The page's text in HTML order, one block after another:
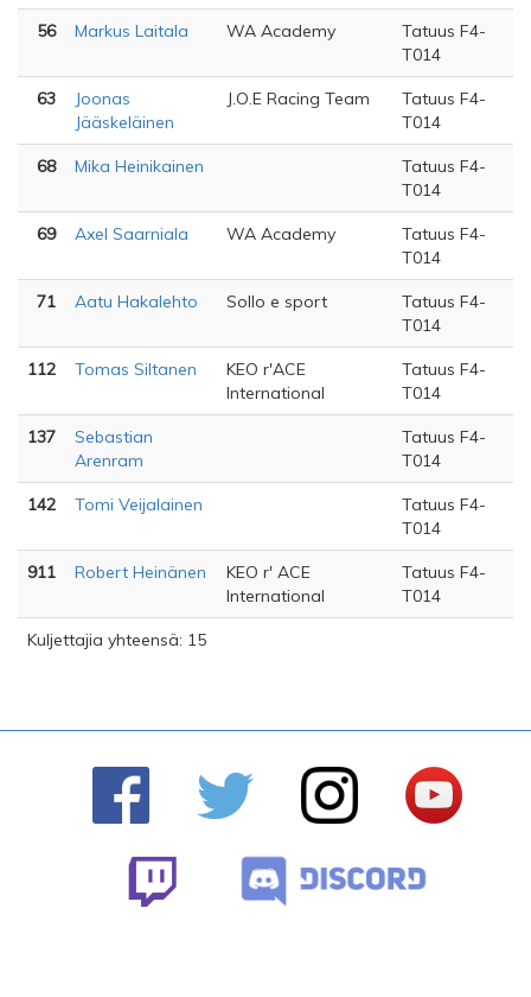
56 Markus Laitala WA Academy
Tatuus F4-
T014
63
Joonas
Jääskeläinen
J.O.E Racing Team
Tatuus F4-
T014
68 Mika Heinikainen
Tatuus F4-
T014
69 Axel Saarniala WA Academy
Tatuus F4-
T014
71 Aatu Hakalehto Sollo e sport
Tatuus F4-
T014
112 Tomas Siltanen
KEO r'ACE
International
Tatuus F4-
T014
137
Sebastian
Arenram
Tatuus F4-
T014
142 Tomi Veijalainen
Tatuus F4-
T014
911 Robert Heinänen
KEO r' ACE
International
Tatuus F4-
T014
Kuljettajia yhteensä: 15